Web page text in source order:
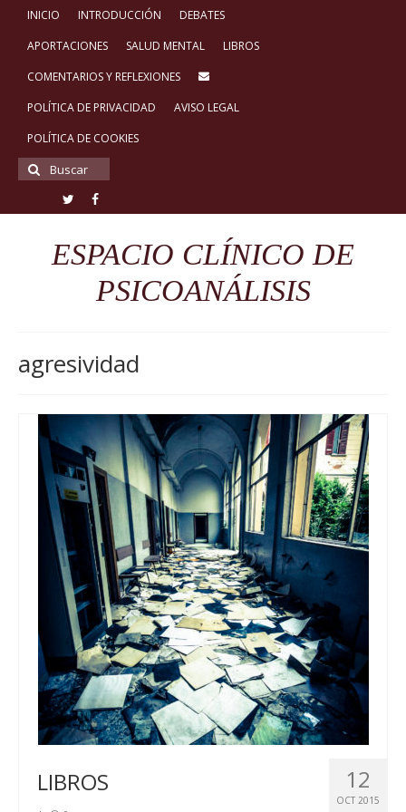
INICIO INTRODUCCIÓN
DEBATES
APORTACIONES
SALUD MENTAL
LIBROS
COMENTARIOS Y REFLEXIONES
POLÍTICA DE PRIVACIDAD
AVISO LEGAL
POLÍTICA DE COOKIES
Buscar
por:
ESPACIO CLÍNICO DE
PSICOANÁLISIS
agresividad
12
OCT 2015
LIBROS